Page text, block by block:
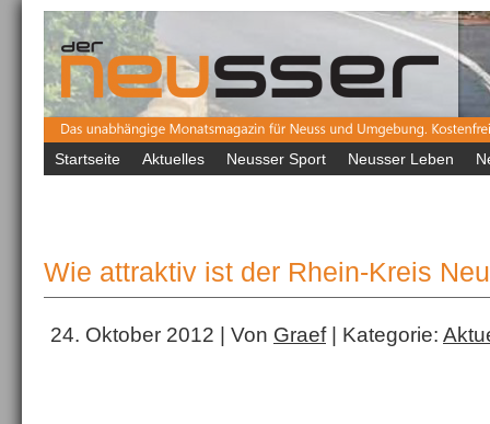
Startseite Aktuelles Neusser Sport Neusser Leben
Wie attraktiv ist der Rhein-Kreis
24. Oktober 2012 | Von Graef| Kategorie: